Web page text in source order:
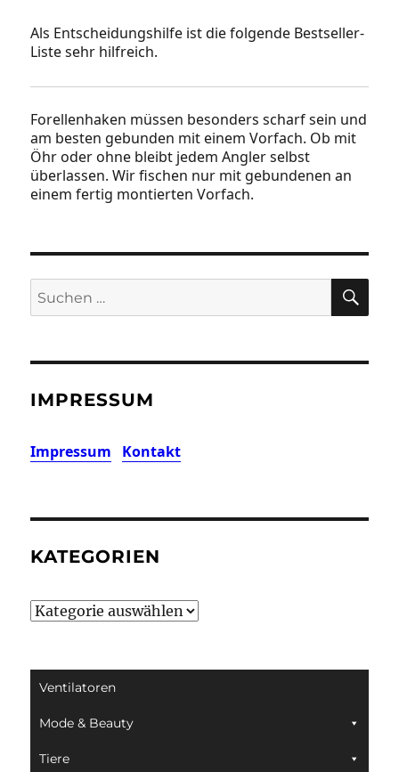
Als Entscheidungshilfe ist die folgende Bestseller-
Liste sehr hilfreich.
Forellenhaken müssen besonders scharf sein und
am besten gebunden mit einem Vorfach. Ob mit
Öhr oder ohne bleibt jedem Angler selbst
überlassen. Wir fischen nur mit gebundenen an
einem fertig montierten Vorfach.
Suchen
nach:
IMPRESSUM
Impressum Kontakt
KATEGORIEN
Kategorien
Ventilatoren
Mode & Beauty
Tiere